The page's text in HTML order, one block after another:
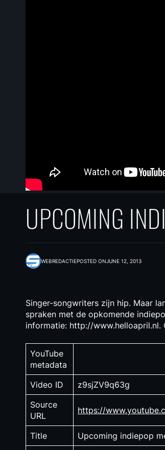
UPCOMING
WEBREDACTIEPOSTED ONJUNE 12, 2013
Singer-songwriters zijn hip. Maar
spraken met de opkomende
informatie: http://www.helloapril.nl.
YouTube
metadata
Video ID
z9sjZV9q63g
Source
URL
https://
Title Upcoming indiepop